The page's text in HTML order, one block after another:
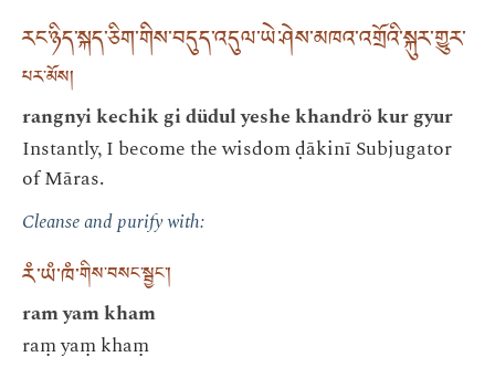
རང་ཉིད་སྐད་ཅིག་གིས་བདུད་འདུལ་ཡེ་ཤེས་མཁའ་འགྲོའི་སྐུར་གྱུར་
པར་མོས།
rangnyi kechik gi düdul yeshe khandrö kur gyur
Instantly, I become the wisdom ḍākinī Subjugator
of Māras.
Cleanse and purify with:
རཾ་ཡཾ་ཁཾ་གིས་བསང་སྦྱང་།
ram yam kham
raṃ yaṃ khaṃ